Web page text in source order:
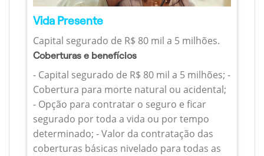
Vida Presente
Capital segurado de R$ 80 mil a 5 milhões.
Coberturas e benefícios
- Capital segurado de R$ 80 mil a 5 milhões; -
Cobertura para morte natural ou acidental;
- Opção para contratar o seguro e ficar
segurado por toda a vida ou por tempo
determinado; - Valor da contratação das
coberturas básicas nivelado para todas as